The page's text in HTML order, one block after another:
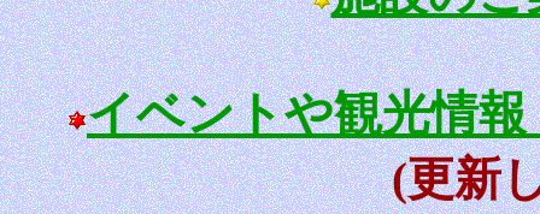
イベントや観光情
(更新